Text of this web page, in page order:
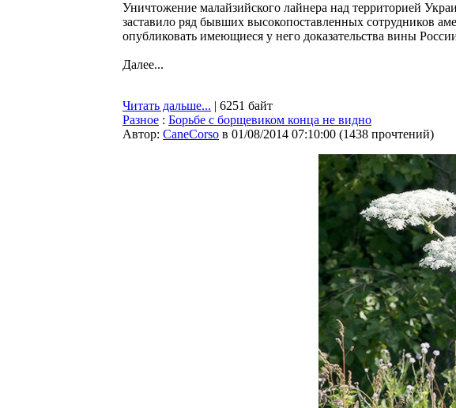
Уничтожение малайзийского лайнера над территорией
заставило ряд бывших высокопоставленных сотрудников
опубликовать имеющиеся у него доказательства вины
Далее...
Читать дальше... | 6251 байт
Разное : Борьбе с борщевиком конца не видно
Автор: CaneCorso в 01/08/2014 07:10:00 (1438 прочтений)